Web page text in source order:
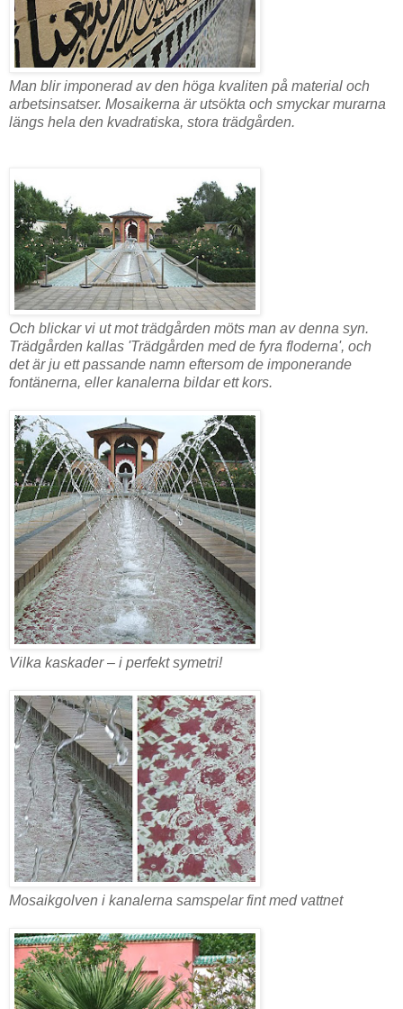
Man blir imponerad av den höga kvaliten på material och
arbetsinsatser. Mosaikerna är utsökta och smyckar murarna
längs hela den kvadratiska, stora trädgården.
Och blickar vi ut mot trädgården möts man av denna syn.
Trädgården kallas 'Trädgården med de fyra floderna', och
det är ju ett passande namn eftersom de imponerande
fontänerna, eller kanalerna bildar ett kors.
Vilka kaskader – i perfekt symetri!
Mosaikgolven i kanalerna samspelar fint med vattnet